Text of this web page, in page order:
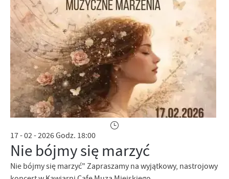
17 - 02 - 2026 Godz. 18:00
Nie bójmy się marzyć
Nie bójmy się marzyć" Zapraszamy na wyjątkowy, nastrojowy